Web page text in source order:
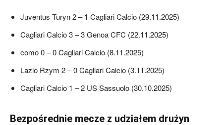
Juventus Turyn 2 – 1 Cagliari Calcio (29.11.2025)
Cagliari Calcio 3 – 3 Genoa CFC (22.11.2025)
como 0 – 0 Cagliari Calcio (8.11.2025)
Lazio Rzym 2 – 0 Cagliari Calcio (3.11.2025)
Cagliari Calcio 1 – 2 US Sassuolo (30.10.2025)
Bezpośrednie mecze z udziałem drużyn